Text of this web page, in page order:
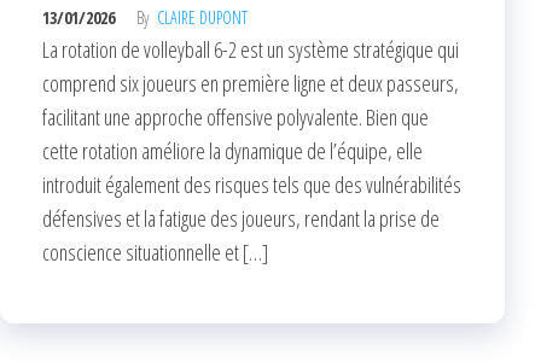
13/01/2026 By CLAIRE DUPONT
La rotation de volleyball 6-2 est un système stratégique qui
comprend six joueurs en première ligne et deux passeurs,
facilitant une approche offensive polyvalente. Bien que
cette rotation améliore la dynamique de l’équipe, elle
introduit également des risques tels que des vulnérabilités
défensives et la fatigue des joueurs, rendant la prise de
conscience situationnelle et […]